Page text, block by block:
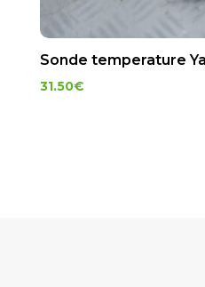
Sonde temperature
31.50€